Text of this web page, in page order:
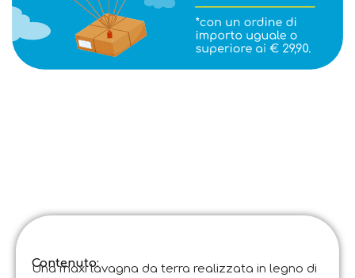
Contenuto:
Una maxi lavagna da terra realizzata in legno di